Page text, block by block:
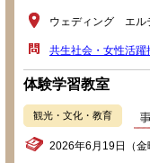
ウェディング エル
共生社会・女性活躍
体験学習教室
観光・文化・教育
2026年6月19日（金